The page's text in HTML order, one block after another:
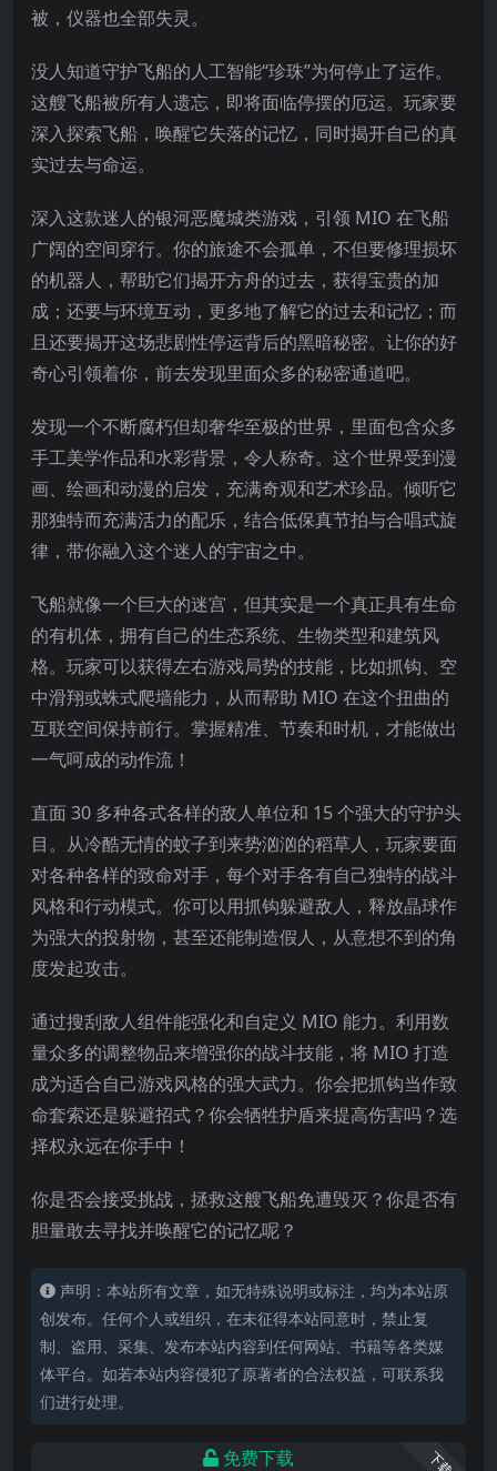
被，仪器也全部失灵。
没人知道守护飞船的人工智能“珍珠”为何停止了运作。
这艘飞船被所有人遗忘，即将面临停摆的厄运。玩家要
深入探索飞船，唤醒它失落的记忆，同时揭开自己的真
实过去与命运。
深入这款迷人的银河恶魔城类游戏，引领 MIO 在飞船
广阔的空间穿行。你的旅途不会孤单，不但要修理损坏
的机器人，帮助它们揭开方舟的过去，获得宝贵的加
成；还要与环境互动，更多地了解它的过去和记忆；而
且还要揭开这场悲剧性停运背后的黑暗秘密。让你的好
奇心引领着你，前去发现里面众多的秘密通道吧。
发现一个不断腐朽但却奢华至极的世界，里面包含众多
手工美学作品和水彩背景，令人称奇。这个世界受到漫
画、绘画和动漫的启发，充满奇观和艺术珍品。倾听它
那独特而充满活力的配乐，结合低保真节拍与合唱式旋
律，带你融入这个迷人的宇宙之中。
飞船就像一个巨大的迷宫，但其实是一个真正具有生命
的有机体，拥有自己的生态系统、生物类型和建筑风
格。玩家可以获得左右游戏局势的技能，比如抓钩、空
中滑翔或蛛式爬墙能力，从而帮助 MIO 在这个扭曲的
互联空间保持前行。掌握精准、节奏和时机，才能做出
一气呵成的动作流！
直面 30 多种各式各样的敌人单位和 15 个强大的守护头
目。从冷酷无情的蚊子到来势汹汹的稻草人，玩家要面
对各种各样的致命对手，每个对手各有自己独特的战斗
风格和行动模式。你可以用抓钩躲避敌人，释放晶球作
为强大的投射物，甚至还能制造假人，从意想不到的角
度发起攻击。
通过搜刮敌人组件能强化和自定义 MIO 能力。利用数
量众多的调整物品来增强你的战斗技能，将 MIO 打造
成为适合自己游戏风格的强大武力。你会把抓钩当作致
命套索还是躲避招式？你会牺牲护盾来提高伤害吗？选
择权永远在你手中！
你是否会接受挑战，拯救这艘飞船免遭毁灭？你是否有
胆量敢去寻找并唤醒它的记忆呢？
声明：本站所有文章，如无特殊说明或标注，均为本站原
创发布。任何个人或组织，在未征得本站同意时，禁止复
制、盗用、采集、发布本站内容到任何网站、书籍等各类媒
体平台。如若本站内容侵犯了原著者的合法权益，可联系我
们进行处理。
下载
免费下载